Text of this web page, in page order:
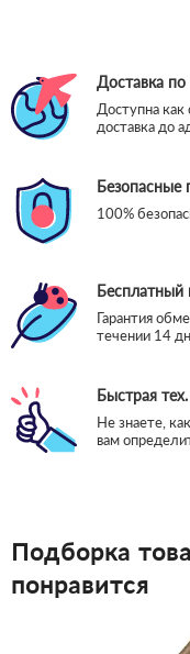
Доставка по
Доступна как
доставка до
Безопасные
100%
Бесплатный
Гарантия
течении 14
Быстрая
Не знаете,
вам
Подборка
понравится